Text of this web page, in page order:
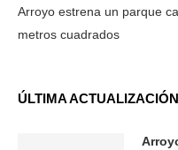
Arroyo estrena un parque
metros cuadrados
ÚLTIMA ACTUALIZACIÓN